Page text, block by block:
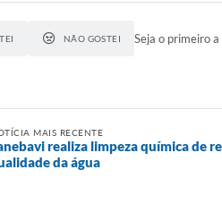
NÃO GOSTEI Seja o primeiro
MAIS RECENTE
realiza limpeza química de
da água